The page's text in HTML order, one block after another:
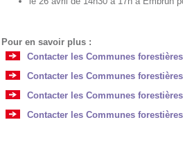
Pour en savoir plus :
Contacter les Communes
Contacter les Communes
Contacter les Communes
Contacter les Communes